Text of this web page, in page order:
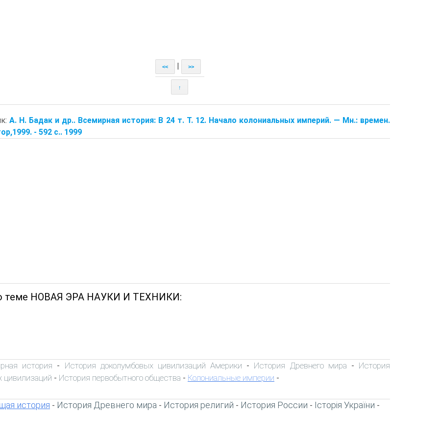
<< >>
↑
А. Н. Бадак и др.. Всемирная история: В 24 т. Т. 12. Начало коло­ниальных империй. — Мн.: времен.
- 592 с.. 1999
теме НОВАЯ ЭРА НАУКИ И ТЕХНИКИ:
история - История доколумбовых цивилизаций Америки - История Древнего мира - История
цивилизаций - История первобытного общества - Колониальные империи -
история - История Древнего мира - История религий - История России - Історія України -